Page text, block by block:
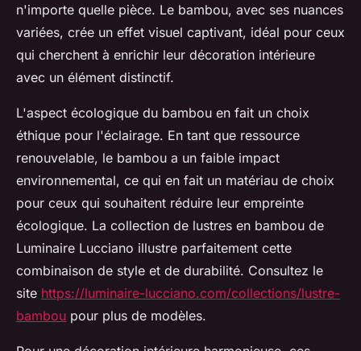
n'importe quelle pièce. Le bambou, avec ses nuances
variées, crée un effet visuel captivant, idéal pour ceux
qui cherchent à enrichir leur décoration intérieure
avec un élément distinctif.
L'aspect écologique du bambou en fait un choix
éthique pour l'éclairage. En tant que ressource
renouvelable, le bambou a un faible impact
environnemental, ce qui en fait un matériau de choix
pour ceux qui souhaitent réduire leur empreinte
écologique. La collection de lustres en bambou de
Luminaire Lucciano illustre parfaitement cette
combinaison de style et de durabilité. Consultez le
site https://luminaire-lucciano.com/collections/lustre-
bambou pour plus de modèles.